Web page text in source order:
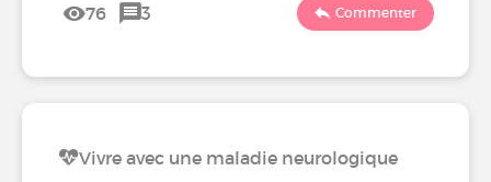
76 3 Commenter
Vivre avec une maladie neurologique